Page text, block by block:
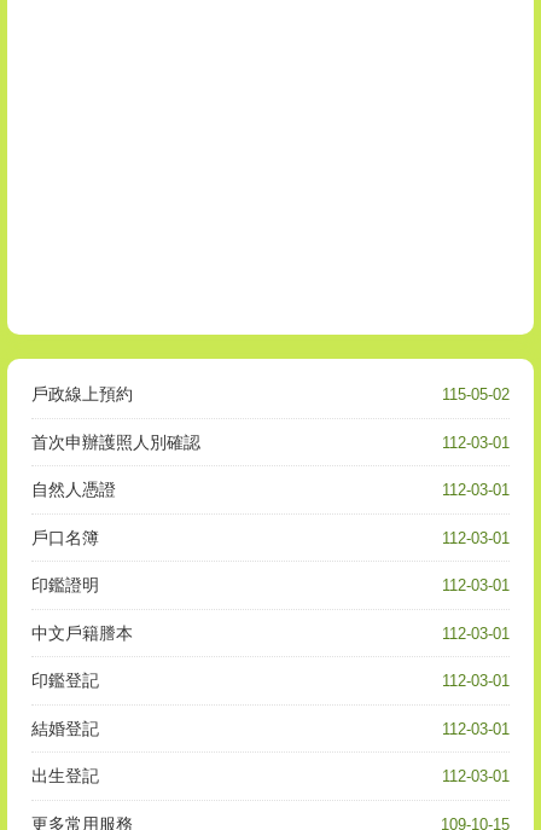
115-05-02
戶政線上預約
112-03-01
首次申辦護照人別確認
112-03-01
自然人憑證
112-03-01
戶口名簿
112-03-01
印鑑證明
112-03-01
中文戶籍謄本
112-03-01
印鑑登記
112-03-01
結婚登記
112-03-01
出生登記
109-10-15
更多常用服務